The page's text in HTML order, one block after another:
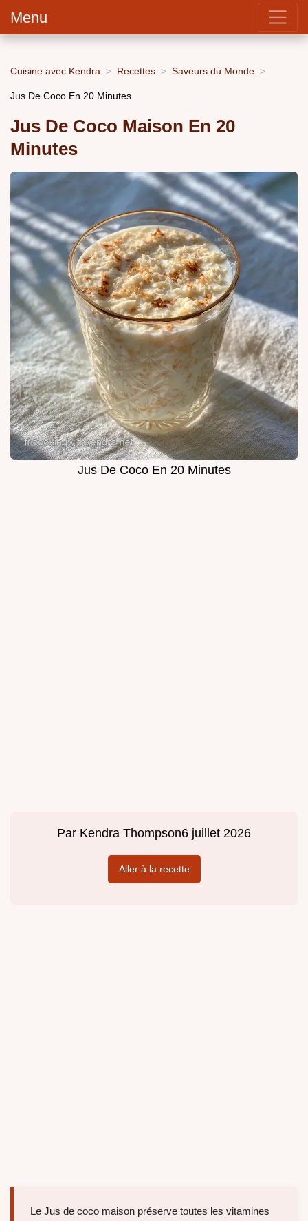
Menu
Cuisine avec Kendra Recettes Saveurs du Monde
Jus De Coco En 20 Minutes
Jus De Coco Maison En 20
Minutes
Jus De Coco En 20 Minutes
Par Kendra Thompson6 juillet 2026
Aller à la recette
Le Jus de coco maison préserve toutes les vitamines